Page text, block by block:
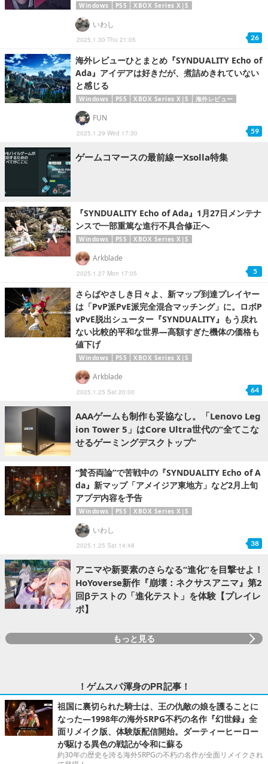
Windows PS5 XBOX Series X|S
2025.1.30 Thu 21:05
いわし
26
海外レビューひとまとめ『SYNDUALITY Echo of
Ada』アイデアは好きだが、煮詰めきれていない
と感じる
Windows PS5 XBOX Series X|S 海外レビュー
2025.1.29 Wed 17:30
FUN
59
ゲームコマースの最前線ーXsolla特集
『SYNDUALITY Echo of Ada』1月27日メンテナ
ンスで一部重篤な進行不具合修正へ
Windows PS5 XBOX Series X|S
2025.1.27 Mon 17:05
Arkblade
5
さらばやさしき日々よ、新マップ到達プレイヤー
は「PvP派PvE派完全混合マッチング」に。ロボP
vPvE脱出シューター『SYNDUALITY』もう戻れ
ない比較的平和な世界―高額すぎた機体の価格も
値下げ
Windows PS5 XBOX Series X|S
2025.1.25 Sat 20:00
Arkblade
64
AAAゲームも制作も妥協なし。「Lenovo Leg
ion Tower 5」はCore Ultra世代の“全てこな
せるゲーミングデスクトップ”
“賛否両論”で苦戦中の『SYNDUALITY Echo of A
da』新マップ「アメイジア東地方」など2月上旬
アプデ内容を予告
Windows PS5 XBOX Series X|S
2025.1.25 Sat 14:48
いわし
38
アニマや新要素のさらなる“進化”を目撃せよ！
HoYoverse新作『崩壊：ネクサスアニマ』第2
回βテストの「進化テスト」を体験【プレイレ
ポ】
もっと見る
！ゲムスパ渾身のPR記事！
祖国に裏切られた騎士は、王の仇敵の娘を護ることに
なった―1998年の海外SRPG不朽の名作『幻世録』全
面リメイク版、体験版配信開始。ダーティーヒーロー
が駆ける異色の戦記が令和に蘇る
約30年の歴史を誇る海外SRPGの不朽の名作が全面リメイクされ